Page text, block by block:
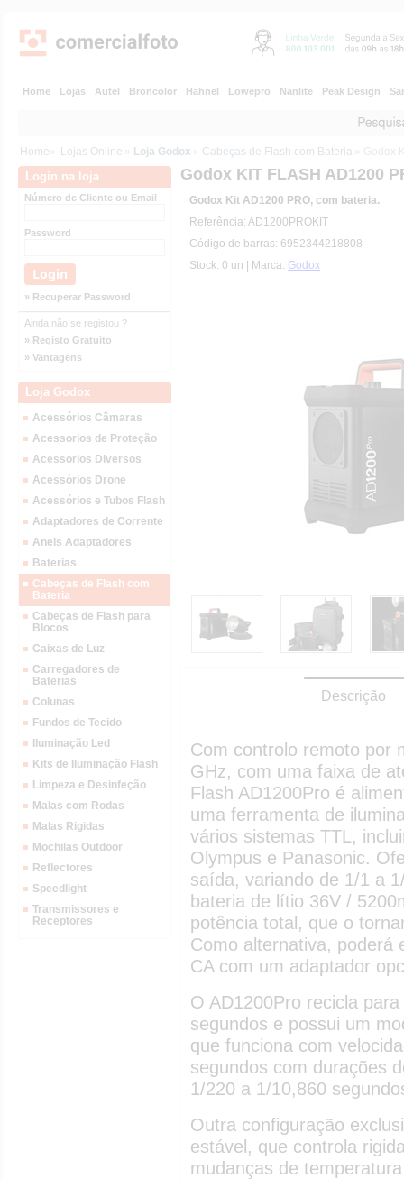
Home Lojas Autel Broncolor Hähnel Lowepro Nanlite Peak Design
Home » Lojas Online » Loja Godox » Cabeças de Flash com Bateria » Godox
Login na loja
Número de Cliente ou Email
Password
» Recuperar Password
Ainda não se registou ?
» Registo Gratuito
» Vantagens
Loja Godox
Acessórios Câmaras
Acessorios de Proteção
Acessorios Diversos
Acessórios Drone
Acessórios e Tubos Flash
Adaptadores de Corrente
Aneis Adaptadores
Baterias
Cabeças de Flash com
Bateria
Cabeças de Flash para
Blocos
Caixas de Luz
Carregadores de
Baterias
Colunas
Fundos de Tecido
Iluminação Led
Kits de Iluminação Flash
Limpeza e Desinfeção
Malas com Rodas
Malas Rigidas
Mochilas Outdoor
Reflectores
Speedlight
Transmissores e
Receptores
Godox KIT FLASH AD1200
Godox Kit AD1200 PRO, com bateria.
Referência: AD1200PROKIT
Código de barras: 6952344218808
Stock: 0 un | Marca: Godox
Descrição
Com controlo remoto por
GHz, com uma faixa de
Flash AD1200Pro é
uma ferramenta de
vários sistemas TTL,
Olympus e Panasonic.
saída, variando de 1/1 a
bateria de lítio 36V /
potência total, que o
Como alternativa, poderá
CA com um adaptador
O AD1200Pro recicla
segundos e possui um
que funciona com
segundos com durações
1/220 a 1/10,860
Outra configuração
estável, que controla
mudanças de